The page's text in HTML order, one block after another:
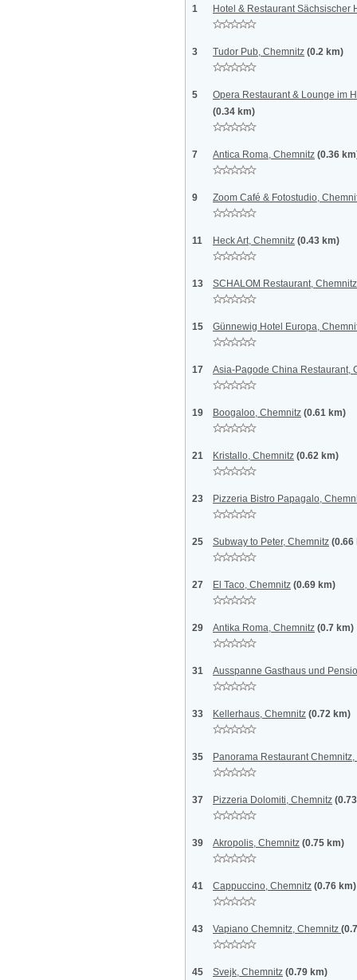
1 Hotel & Restaurant Sächsischer
3 Tudor Pub, Chemnitz (0.2 km)
5
Opera Restaurant & Lounge im
(0.34 km)
7 Antica Roma, Chemnitz (0.36
9 Zoom Café & Fotostudio,
11 Heck Art, Chemnitz (0.43 km)
13 SCHALOM Restaurant, Chemnitz
15 Günnewig Hotel Europa,
17 Asia-Pagode China Restaurant,
19 Boogaloo, Chemnitz (0.61 km)
21 Kristallo, Chemnitz (0.62 km)
23 Pizzeria Bistro Papagalo,
25 Subway to Peter, Chemnitz (0.66
27 El Taco, Chemnitz (0.69 km)
29 Antika Roma, Chemnitz (0.7 km)
31 Ausspanne Gasthaus und
33 Kellerhaus, Chemnitz (0.72 km)
35 Panorama Restaurant
37 Pizzeria Dolomiti, Chemnitz
39 Akropolis, Chemnitz (0.75 km)
41 Cappuccino, Chemnitz (0.76 km)
43 Vapiano Chemnitz, Chemnitz
45 Svejk, Chemnitz (0.79 km)